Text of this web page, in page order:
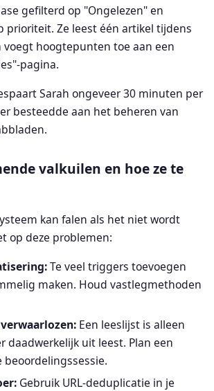
gefilterd op "Ongelezen" en
prioriteit. Ze leest één artikel tijdens
hoogtepunten toe aan een
pagina.
Sarah ongeveer 30 minuten per
besteedde aan het beheren van
valkuilen en hoe ze te
kan falen als het niet wordt
op deze problemen:
Te veel triggers toevoegen
maken. Houd vastlegmethoden
Een leeslijst is alleen
daadwerkelijk uit leest. Plan een
Gebruik URL-deduplicatie in je